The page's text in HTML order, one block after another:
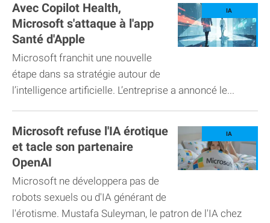
Avec Copilot Health,
Microsoft s'attaque à l'app
Santé d'Apple
Microsoft franchit une nouvelle
étape dans sa stratégie autour de
l’intelligence artificielle. L’entreprise a annoncé le...
Microsoft refuse l'IA érotique
et tacle son partenaire
OpenAI
Microsoft ne développera pas de
robots sexuels ou d'IA générant de
l'érotisme. Mustafa Suleyman, le patron de l'IA chez